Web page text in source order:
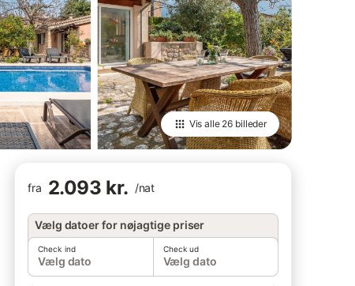
Vis alle 26 billeder
fra 2.093 kr. /nat
Vælg datoer for nøjagtige priser
Check ind
Vælg dato
Check ud
Vælg dato